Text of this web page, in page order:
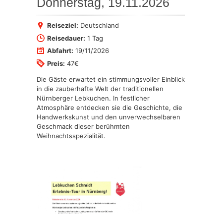
Donnerstag, 19.11.2026
Reiseziel: Deutschland
Reisedauer: 1 Tag
Abfahrt: 19/11/2026
Preis: 47€
Die Gäste erwartet ein stimmungsvoller Einblick
in die zauberhafte Welt der traditionellen
Nürnberger Lebkuchen. In festlicher
Atmosphäre entdecken sie die Geschichte, die
Handwerkskunst und den unverwechselbaren
Geschmack dieser berühmten
Weihnachtsspezialität.